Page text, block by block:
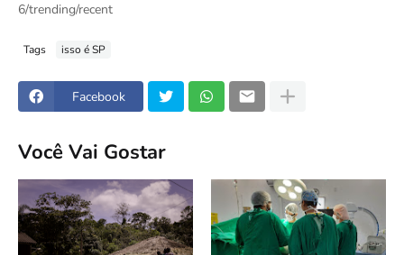
6/trending/recent
Tags isso é SP
Facebook
Você Vai Gostar